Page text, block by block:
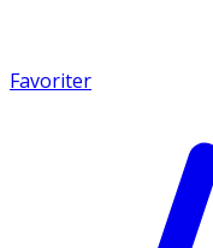
Favoriter